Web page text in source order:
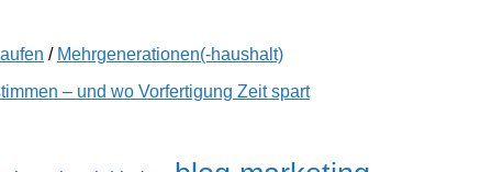
/ Mehrgenerationen(-haushalt)
– und wo Vorfertigung Zeit spart